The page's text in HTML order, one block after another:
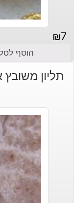
₪7
הוסף
תליון משובץ